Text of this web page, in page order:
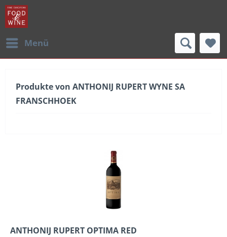
Menü
Produkte von ANTHONIJ RUPERT WYNE SA
FRANSCHHOEK
ANTHONIJ RUPERT OPTIMA RED